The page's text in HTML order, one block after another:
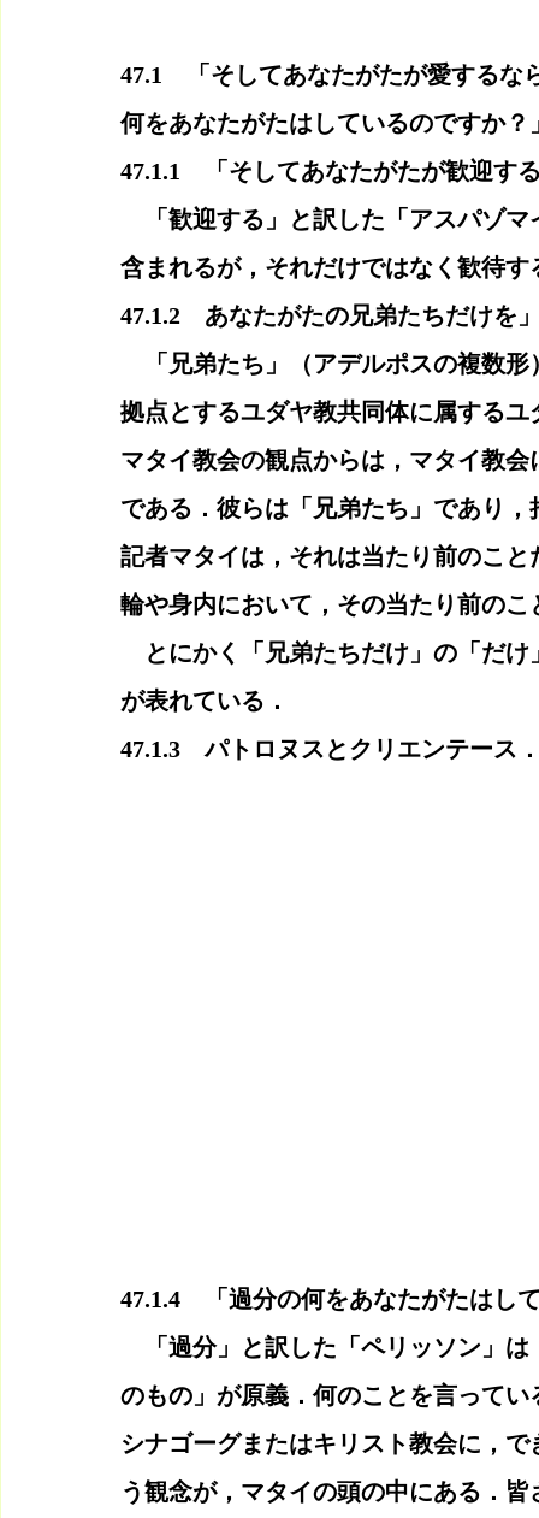
47.1　「そしてあなたがたが愛する
何をあなたがたはしているのですか？
47.1.1　「そしてあなたがたが歓迎す
「歓迎する」と訳した「アスパゾマ
含まれるが，それだけではなく歓待
47.1.2　あなたがたの兄弟たちだけを
「兄弟たち」（アデルポスの複数形
拠点とするユダヤ教共同体に属する
マタイ教会の観点からは，マタイ教
である．彼らは「兄弟たち」であり
記者マタイは，それは当たり前のこ
輪や身内において，その当たり前の
とにかく「兄弟たちだけ」の「だけ
が表れている．
47.1.3　パトロヌスとクリエンテース
47.1.4　「過分の何をあなたがたはし
「過分」と訳した「ペリッソン」は
のもの」が原義．何のことを言って
シナゴーグまたはキリスト教会に，
う観念が，マタイの頭の中にある．